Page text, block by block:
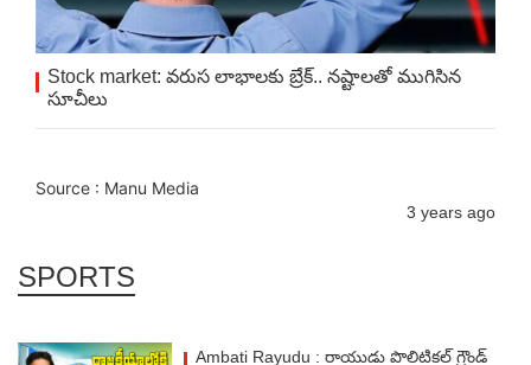
Stock market: వరుస లాభాలకు బ్రేక్.. నష్టాలతో ముగిసిన
సూచీలు
Source : Manu Media
3 years ago
SPORTS
Ambati Rayudu : రాయుడు పొలిటికల్ గ్రౌండ్